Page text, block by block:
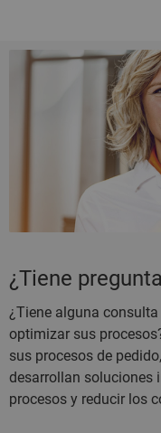
¿Tiene
¿Tiene alguna
optimizar sus
sus procesos de
desarrollan soluciones
procesos y reducir los